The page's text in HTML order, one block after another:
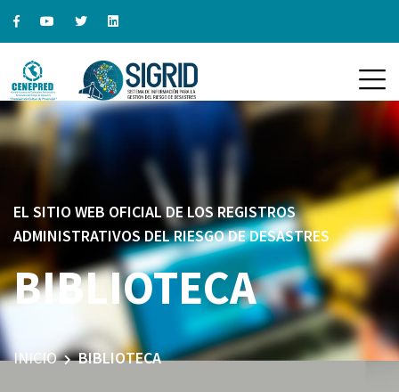
EL SITIO WEB OFICIAL DE LOS REGISTROS
ADMINISTRATIVOS DEL RIESGO DE DESASTRES
BIBLIOTECA
INICIO BIBLIOTECA